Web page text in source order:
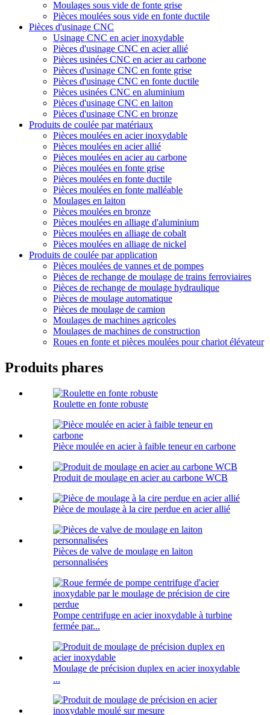
Moulages sous vide de fonte grise
Pièces moulées sous vide en fonte ductile
Pièces d'usinage CNC
Usinage CNC en acier inoxydable
Pièces d'usinage CNC en acier allié
Pièces usinées CNC en acier au carbone
Pièces d'usinage CNC en fonte grise
Pièces d'usinage CNC en fonte ductile
Pièces usinées CNC en aluminium
Pièces d'usinage CNC en laiton
Pièces d'usinage CNC en bronze
Produits de coulée par matériaux
Pièces moulées en acier inoxydable
Pièces moulées en acier allié
Pièces moulées en acier au carbone
Pièces moulées en fonte grise
Pièces moulées en fonte ductile
Pièces moulées en fonte malléable
Moulages en laiton
Pièces moulées en bronze
Pièces moulées en alliage d'aluminium
Pièces moulées en alliage de cobalt
Pièces moulées en alliage de nickel
Produits de coulée par application
Pièces moulées de vannes et de pompes
Pièces de rechange de moulage de trains ferroviaires
Pièces de rechange de moulage hydraulique
Pièces de moulage automatique
Pièces de moulage de camion
Moulages de machines agricoles
Moulages de machines de construction
Roues en fonte et pièces moulées pour chariot élévateur
Produits phares
Roulette en fonte robuste
Pièce moulée en acier à faible teneur en carbone
Produit de moulage en acier au carbone WCB
Pièce de moulage à la cire perdue en acier allié
Pièces de valve de moulage en laiton
personnalisées
Pompe centrifuge en acier inoxydable à turbine
fermée par...
Moulage de précision duplex en acier inoxydable
...